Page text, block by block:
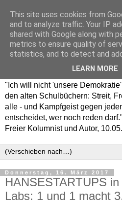
"Ich will nicht 'unsere
den alten Schulbüchern: Streit,
alle - und Kampfgeist gegen
entscheidet, wer noch reden
Freier Kolumnist und Autor,
Donnerstag, 16. März 2017
HANSESTARTUPS
Labs: 1 und 1 macht
This site uses cookies from
and to analyze traffic. Your IP
shared with Google along with
metrics to ensure quality of
statistics, and to detect and
LEARN MORE